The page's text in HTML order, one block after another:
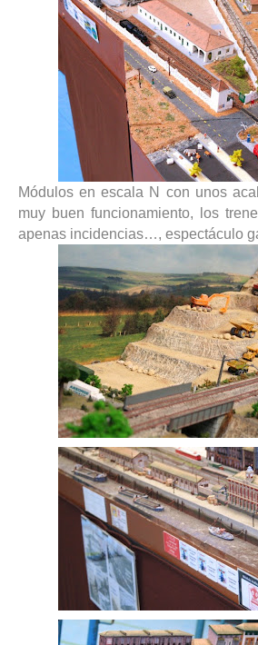
Módulos en escala N con unos
muy buen funcionamiento, los
apenas incidencias…, espectáculo